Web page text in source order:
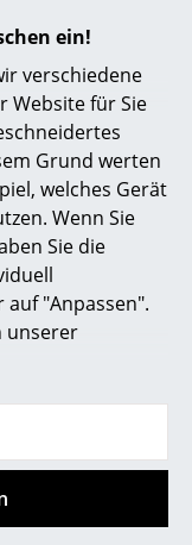
ein!
verschiedene
Website für Sie
Grund werten
welches Gerät
Wenn Sie
Sie die
auf "Anpassen".
unserer